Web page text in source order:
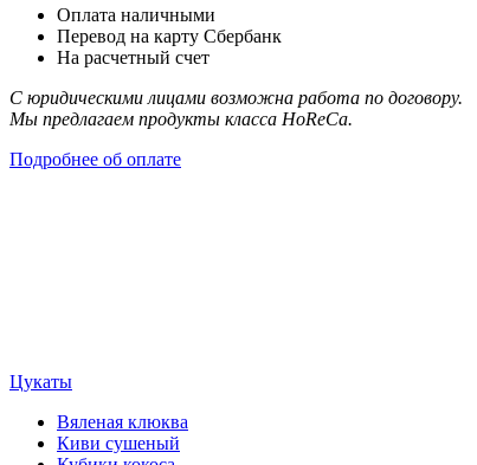
Оплата наличными
Перевод на карту Сбербанк
На расчетный счет
С юридическими лицами возможна работа по договору.
Мы предлагаем продукты класса HoReCa.
Подробнее об оплате
Цукаты
Вяленая клюква
Киви сушеный